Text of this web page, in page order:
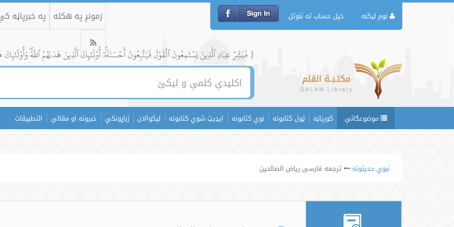
نوم لیکنه خپل حساب ته ننوتل زمونږ په هکله په خبرپاڼه
{ فَبَشِّرۡ عِبَادِ ٱلَّذِينَ يَسۡتَمِعُونَ ٱلۡقَوۡلَ فَيَتَّبِعُونَ أَحۡسَنَهُۥٓۚ أُوْلَٰٓئِكَ ٱلَّذِينَ هَدَىٰهُمُ ٱللَّهُۖ وَأُوْلَٰٓئِكَ
موضوعګانې کورپاڼه ټول کتابونه نوي کتابونه اپډیټ شوي کتابونه لیکوالان ژباړونکي خبرونه او مقالې التطبيقات
نبوي حدیثونه ترجمه فارسی ریاض الصالحین